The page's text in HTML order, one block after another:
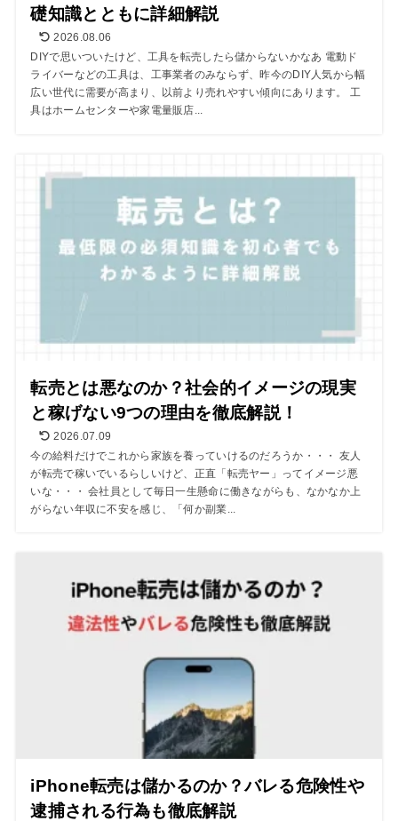
礎知識とともに詳細解説
2026.08.06
DIYで思いついたけど、工具を転売したら儲からないかなあ 電動ド
ライバーなどの工具は、工事業者のみならず、昨今のDIY人気から幅
広い世代に需要が高まり、以前より売れやすい傾向にあります。 工
具はホームセンターや家電量販店...
転売とは悪なのか？社会的イメージの現実
と稼げない9つの理由を徹底解説！
2026.07.09
今の給料だけでこれから家族を養っていけるのだろうか・・・ 友人
が転売で稼いでいるらしいけど、正直「転売ヤー」ってイメージ悪
いな・・・ 会社員として毎日一生懸命に働きながらも、なかなか上
がらない年収に不安を感じ、「何か副業...
iPhone転売は儲かるのか？バレる危険性や
逮捕される行為も徹底解説